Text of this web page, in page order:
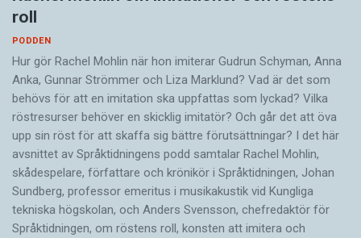
roll
PODDEN
Hur gör Rachel Mohlin när hon imiterar Gudrun Schyman, Anna
Anka, Gunnar Strömmer och Liza Marklund? Vad är det som
behövs för att en imitation ska uppfattas som lyckad? Vilka
röstresurser behöver en skicklig imitatör? Och går det att öva
upp sin röst för att skaffa sig bättre förutsättningar? I det här
avsnittet av Språktidningens podd samtalar Rachel Mohlin,
skådespelare, författare och krönikör i Språktidningen, Johan
Sundberg, professor emeritus i musikakustik vid Kungliga
tekniska högskolan, och Anders Svensson, chefredaktör för
Språktidningen, om röstens roll, konsten att imitera och